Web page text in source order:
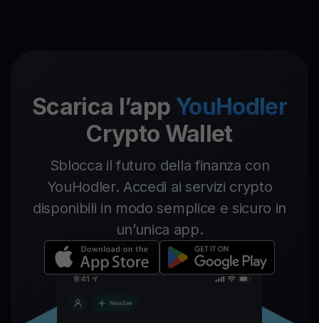
Scarica l’app YouHodler
Crypto Wallet
Sblocca il futuro della finanza con
YouHodler. Accedi ai servizi crypto
disponibili in modo semplice e sicuro in
un’unica app.